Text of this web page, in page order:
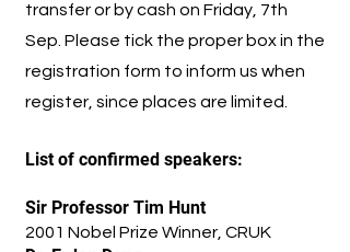
transfer or by cash on Friday, 7th
Sep. Please tick the proper box in the
registration form to inform us when
register, since places are limited.
List of confirmed speakers:
Sir Professor Tim Hunt
2001 Nobel Prize Winner, CRUK